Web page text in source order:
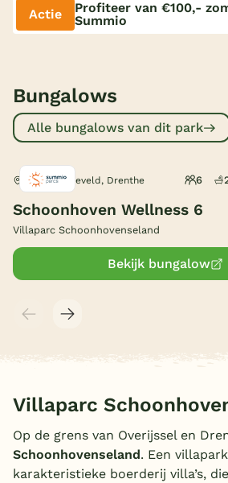
Bestemmingen
Texel
Duitsland
België
Blog
Actie
Profiteer van €100,-
Summio
Bungalows
Alle bungalows van dit park
Hollandscheveld, Drenthe 6
Schoonhoven Wellness 6
Villaparc Schoonhovenseland
Bekijk bungalow
Villaparc
Op de grens van Overijssel en
Schoonhovenseland. Een
karakteristieke boerderij villa’s,